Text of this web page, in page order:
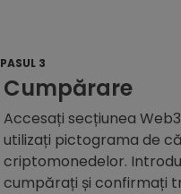
PASUL 3
Cumpărare
Accesați secțiunea
utilizați pictograma de
criptomonedelor.
cumpărați și confirmați